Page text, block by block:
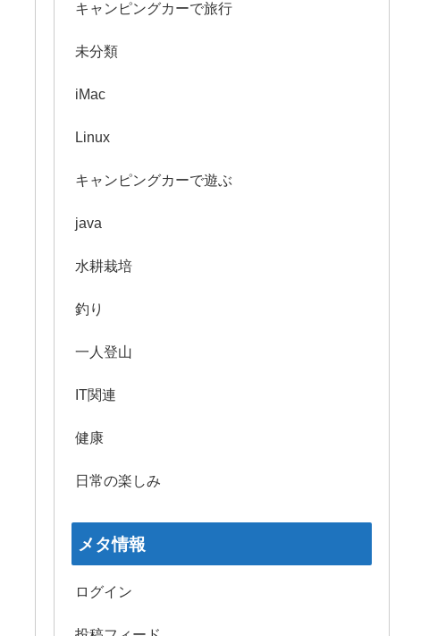
キャンピングカーで旅行
未分類
iMac
Linux
キャンピングカーで遊ぶ
java
水耕栽培
釣り
一人登山
IT関連
健康
日常の楽しみ
メタ情報
ログイン